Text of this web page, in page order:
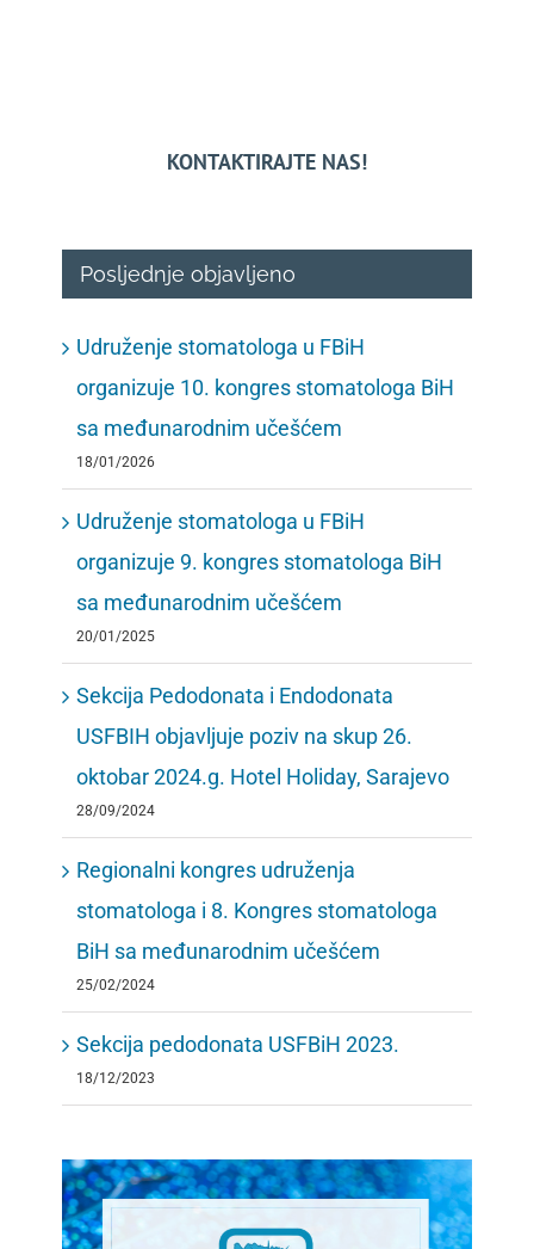
KONTAKTIRAJTE NAS!
Posljednje objavljeno
Udruženje stomatologa u FBiH
organizuje 10. kongres stomatologa BiH
sa međunarodnim učešćem
18/01/2026
Udruženje stomatologa u FBiH
organizuje 9. kongres stomatologa BiH
sa međunarodnim učešćem
20/01/2025
Sekcija Pedodonata i Endodonata
USFBIH objavljuje poziv na skup 26.
oktobar 2024.g. Hotel Holiday, Sarajevo
28/09/2024
Regionalni kongres udruženja
stomatologa i 8. Kongres stomatologa
BiH sa međunarodnim učešćem
25/02/2024
Sekcija pedodonata USFBiH 2023.
18/12/2023